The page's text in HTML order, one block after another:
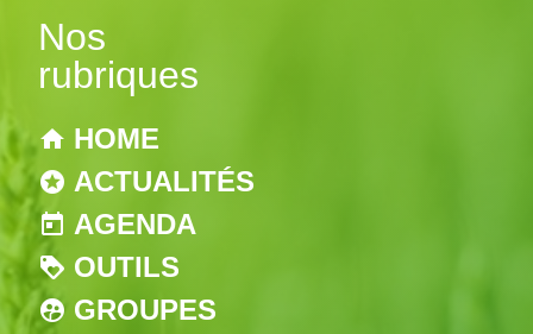
Nos
rubriques
HOME
ACTUALITÉS
AGENDA
OUTILS
GROUPES